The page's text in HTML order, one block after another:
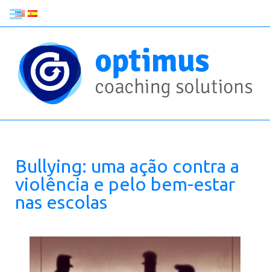
Bullying: uma ação contra a
violência e pelo bem-estar
nas escolas